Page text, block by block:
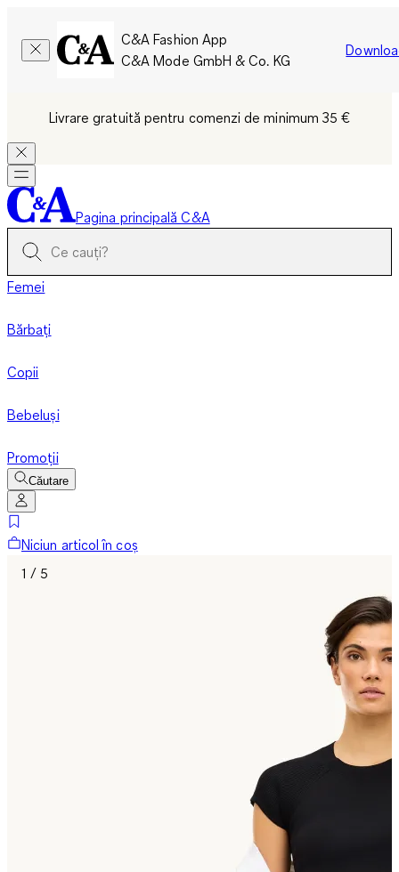
C&A Fashion App
C&A Mode GmbH & Co. KG
Livrare gratuită pentru comenzi de minimum 35 €
Pagina principală C&A
Femei
Bărbați
Copii
Bebeluși
Promoții
Căutare
Niciun articol în coș
1 / 5